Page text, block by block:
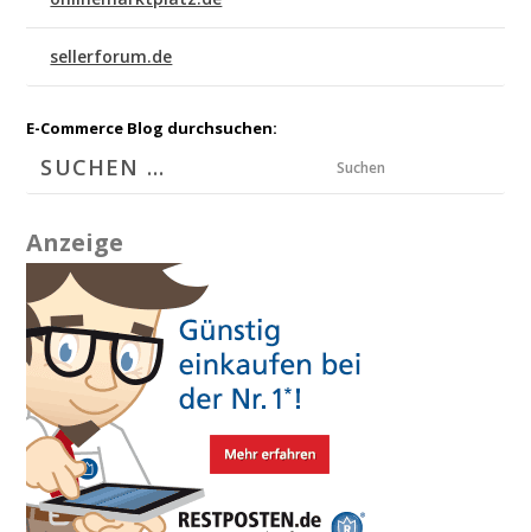
sellerforum.de
E-Commerce Blog durchsuchen:
Suchen
Anzeige